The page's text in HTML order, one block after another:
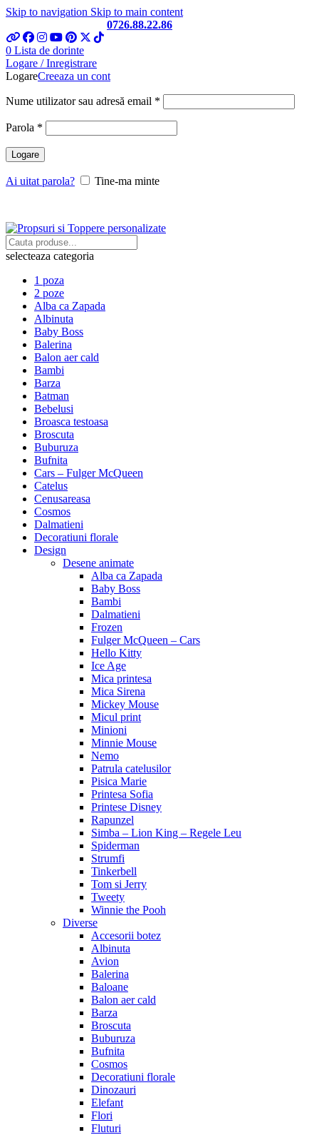
Skip to navigation Skip to main content
0726.88.22.86
0 Lista de dorinte
Logare / Inregistrare
LogareCreeaza un cont
Nume utilizator sau adresă email *
Parola *
Logare
Ai uitat parola? Tine-ma minte
selecteaza categoria
1 poza
2 poze
Alba ca Zapada
Albinuta
Baby Boss
Balerina
Balon aer cald
Bambi
Barza
Batman
Bebelusi
Broasca testoasa
Broscuta
Buburuza
Bufnita
Cars – Fulger McQueen
Catelus
Cenusareasa
Cosmos
Dalmatieni
Decoratiuni florale
Design
Desene animate
Alba ca Zapada
Baby Boss
Bambi
Dalmatieni
Frozen
Fulger McQueen – Cars
Hello Kitty
Ice Age
Mica printesa
Mica Sirena
Mickey Mouse
Micul print
Minioni
Minnie Mouse
Nemo
Patrula catelusilor
Pisica Marie
Printesa Sofia
Printese Disney
Rapunzel
Simba – Lion King – Regele Leu
Spiderman
Strumfi
Tinkerbell
Tom si Jerry
Tweety
Winnie the Pooh
Diverse
Accesorii botez
Albinuta
Avion
Balerina
Baloane
Balon aer cald
Barza
Broscuta
Buburuza
Bufnita
Cosmos
Decoratiuni florale
Dinozauri
Elefant
Flori
Fluturi